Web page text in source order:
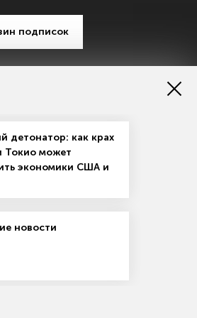
подписок
связи и охраны
технологии
детонатор: как крах
Токио может
экономики США и
новости